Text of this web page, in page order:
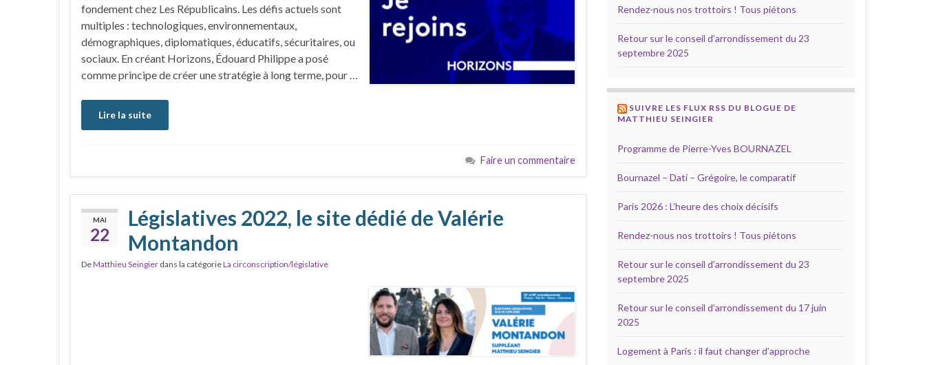
fondement chez Les Républicains. Les défis actuels sont
multiples : technologiques, environnementaux,
démographiques, diplomatiques, éducatifs, sécuritaires, ou
sociaux. En créant Horizons, Édouard Philippe a posé
comme principe de créer une stratégie à long terme, pour …
Lire la suite
Faire un commentaire
MAI
22
Législatives 2022, le site dédié de Valérie
Montandon
DeMatthieu Seingier dans la catégorieLa circonscription/législative
Rendez-nous nos trottoirs ! Tous piétons
Retour sur le conseil d’arrondissement du 23
septembre 2025
SUIVRE LES FLUX RSS DU BLOGUE DE
MATTHIEU SEINGIER
Programme de Pierre-Yves BOURNAZEL
Bournazel – Dati – Grégoire, le comparatif
Paris 2026 : L’heure des choix décisifs
Rendez-nous nos trottoirs ! Tous piétons
Retour sur le conseil d’arrondissement du 23
septembre 2025
Retour sur le conseil d’arrondissement du 17 juin
2025
Logement à Paris : il faut changer d’approche